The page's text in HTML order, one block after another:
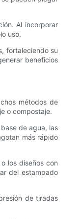
Al incorporar
uso.
fortaleciendo su
beneficios
métodos de
o compostaje.
de agua, las
más rápido
los diseños con
del estampado
de tiradas